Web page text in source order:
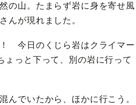
の山。たまらず岩に身を寄せ風
んが現れました。
！ 今日のくじら岩はクライマー
っと下って、別の岩に行って
んでいたから、ほかに行こう。